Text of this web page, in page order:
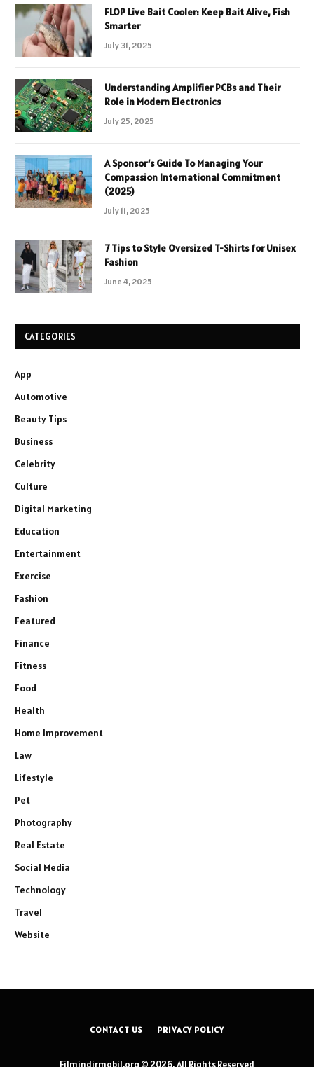
FLOP Live Bait Cooler: Keep Bait Alive, Fish
Smarter
July 31, 2025
Understanding Amplifier PCBs and Their
Role in Modern Electronics
July 25, 2025
A Sponsor’s Guide To Managing Your
Compassion International Commitment
(2025)
July 11, 2025
7 Tips to Style Oversized T-Shirts for Unisex
Fashion
June 4, 2025
CATEGORIES
App
Automotive
Beauty Tips
Business
Celebrity
Culture
Digital Marketing
Education
Entertainment
Exercise
Fashion
Featured
Finance
Fitness
Food
Health
Home Improvement
Law
Lifestyle
Pet
Photography
Real Estate
Social Media
Technology
Travel
Website
CONTACT US PRIVACY POLICY
Filmindirmobil.org © 2026, All Rights Reserved